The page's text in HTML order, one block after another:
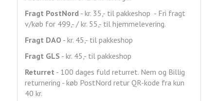
Fragt PostNord - kr. 35,- til pakkeshop - Fri fragt
v/køb for 499,- / kr. 55,- til hjemmelevering.
Fragt DAO - kr. 45,- til pakkeshop
Fragt GLS - kr. 45,- til pakkeshop
Returret - 100 dages fuld returret. Nem og Billig
returnering - køb PostNord retur QR-kode fra kun
40 kr.